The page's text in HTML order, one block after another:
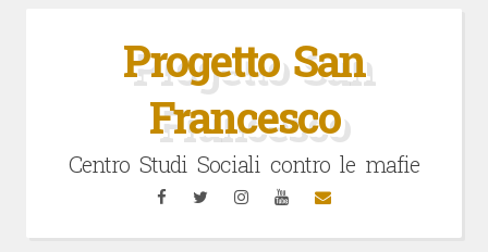
Progetto San
Francesco
Centro Studi Sociali contro le mafie
FacebookTwitterInstagramYouTubeEmail